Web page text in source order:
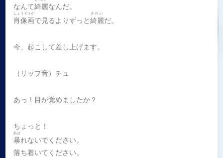
なんて綺麗なんだ。
肖像画
しょうぞうが
で見るよりずっと綺麗
きれい
だ。
今、起こして差し上げます。
（リップ音）チュ
あっ！目が覚めましたか？
ちょっと！
暴
あば
れないでください。
落ち着いてください。